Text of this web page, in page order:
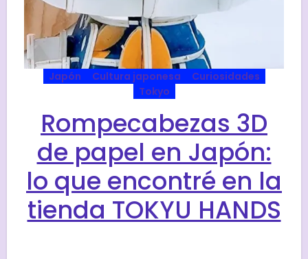
Japón Cultura japonesa
Curiosidades
Tokyo
Rompecabezas 3D
de papel en Japón:
lo que encontré en la
tienda TOKYU HANDS